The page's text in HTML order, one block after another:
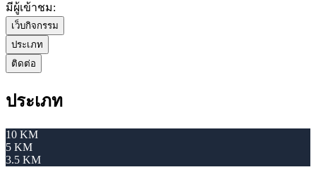
มีผู้เข้าชม:
เว็บกิจกรรม
ประเภท
ติดต่อ
ประเภท
10 KM
5 KM
3.5 KM